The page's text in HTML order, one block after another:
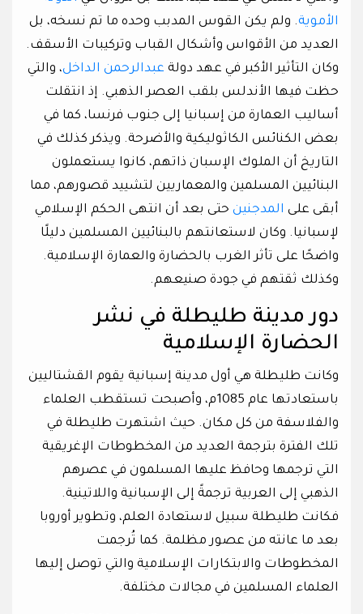
الأموية. ولم يكن القوس المدبب وحده ما تم نسخه، بل
العديد من الأقواس وأشكال القباب وتركيبات الأسقف.
وكان التأثير الأكبر في عهد دولة عبدالرحمن الداخل، والتي
حظت فيها الأندلس بلقب العصر الذهبي. إذ انتقلت
أساليب العمارة من إسبانيا إلى جنوب فرنسا، كما في
بعض الكنائس الكاثوليكية والأضرحة. ويذكر كذلك في
التاريخ أن الملوك الإسبان ذاتهم، كانوا يستعملون
البنائيين المسلمين والمعماريين لتشييد قصورهم، مما
أبقى على المدجنين حتى بعد أن انتهى الحكم الإسلامي
لإسبانيا. وكان لاستعانتهم بالبنائيين المسلمين دليلًا
واضحًا على تأثر الغرب بالحضارة والعمارة الإسلامية.
وكذلك ثقتهم في جودة صنيعهم.
دور مدينة طليطلة في نشر
الحضارة الإسلامية
وكانت طليطلة هي أول مدينة إسبانية يقوم القشتاليين
باستعادتها عام 1085م، وأصبحت تستقطب العلماء
والفلاسفة من كل مكان. حيث اشتهرت طليطلة في
تلك الفترة بترجمة العديد من المخطوطات الإغريقية
التي ترجمها وحافظ عليها المسلمون في عصرهم
الذهبي إلى العربية ترجمةً إلى الإسبانية واللاتينية.
فكانت طليطلة سبيل لاستعادة العلم، وتطوير أوروبا
بعد ما عانته من عصور مظلمة. كما تُرجمت
المخطوطات والابتكارات الإسلامية والتي توصل إليها
العلماء المسلمين في مجالات مختلفة.